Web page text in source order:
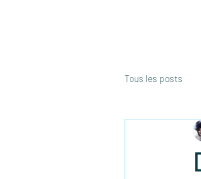
Tous les posts
Système